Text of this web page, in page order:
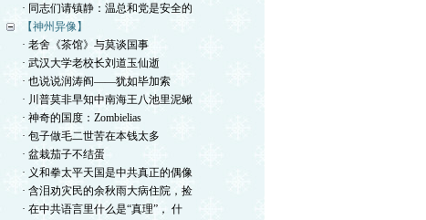
· 同志们请镇静：温总和党是安全的
【神州异像】
· 老舍《茶馆》与莫谈国事
· 武汉大学老校长刘道玉仙逝
· 也说说润涛阎——犹如毕加索
· 川普莫非早知中南海王八池里泥鳅
· 神奇的国度：Zombielias
· 包子做毛二世苦在本钱太多
· 盆栽茄子不结蛋
· 义和拳太平天国是中共真正的偶像
· 含泪劝灾民的余秋雨大病住院，捡
· 在中共语言里什么是“真理”， 什